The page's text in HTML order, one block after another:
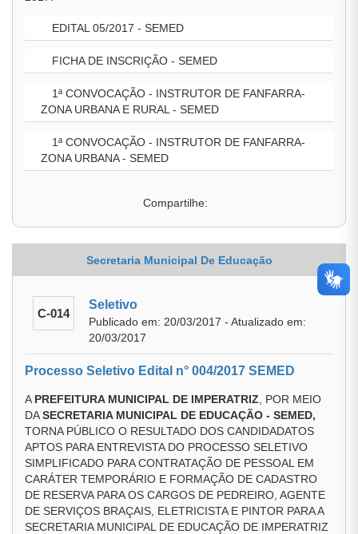
EDITAL 05/2017 - SEMED
FICHA DE INSCRIÇÃO - SEMED
1ª CONVOCAÇÃO - INSTRUTOR DE FANFARRA-
ZONA URBANA E RURAL - SEMED
1ª CONVOCAÇÃO - INSTRUTOR DE FANFARRA-
ZONA URBANA - SEMED
Compartilhe:
Secretaria Municipal De Educação
C-014
Seletivo
Publicado em: 20/03/2017 - Atualizado em:
20/03/2017
Processo Seletivo Edital n° 004/2017 SEMED
A PREFEITURA MUNICIPAL DE IMPERATRIZ , POR MEIO
DASECRETARIA MUNICIPAL DE EDUCAÇÃO - SEMED,
TORNA PÚBLICO O RESULTADO DOS CANDIDADATOS
APTOS PARA ENTREVISTA DO PROCESSO SELETIVO
SIMPLIFICADO PARA CONTRATAÇÃO DE PESSOAL EM
CARÁTER TEMPORÁRIO E FORMAÇÃO DE CADASTRO
DE RESERVA PARA OS CARGOS DE PEDREIRO, AGENTE
DE SERVIÇOS BRAÇAIS, ELETRICISTA E PINTOR PARA A
SECRETARIA MUNICIPAL DE EDUCAÇÃO DE IMPERATRIZ